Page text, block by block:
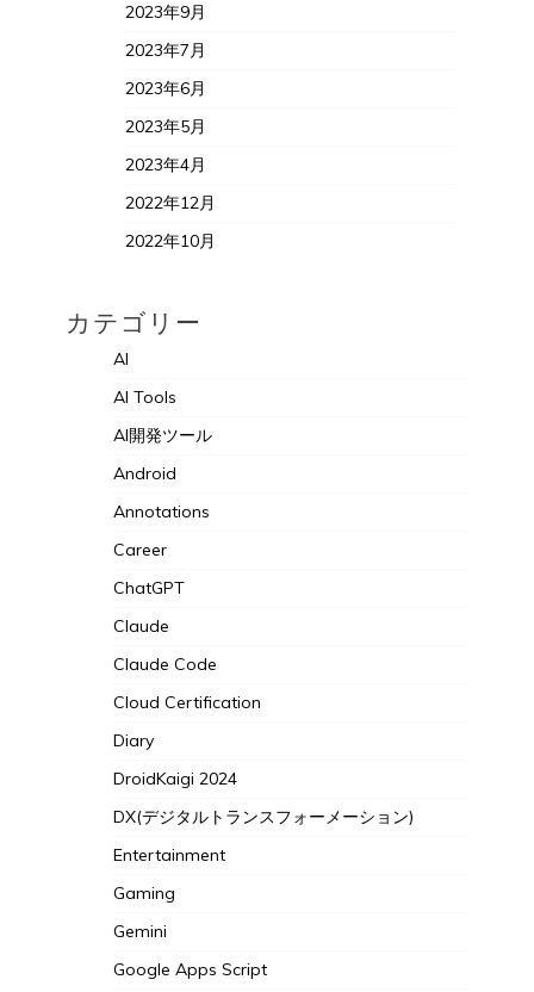
2023年9月
2023年7月
2023年6月
2023年5月
2023年4月
2022年12月
2022年10月
カテゴリー
AI
AI Tools
AI開発ツール
Android
Annotations
Career
ChatGPT
Claude
Claude Code
Cloud Certification
Diary
DroidKaigi 2024
DX(デジタルトランスフォーメーション)
Entertainment
Gaming
Gemini
Google Apps Script